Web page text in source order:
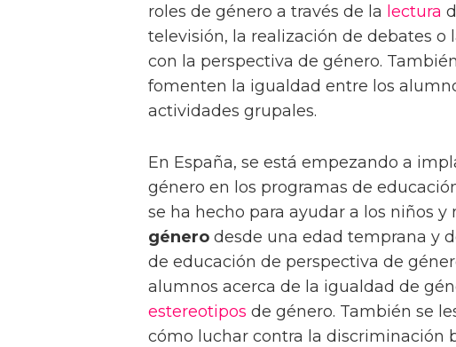
roles de género a través de la lectura
televisión, la realización de debates o
con la perspectiva de género.
fomenten la igualdad entre los
actividades grupales.
En España, se está empezando a
género en los programas de
se ha hecho para ayudar a los niños y
género desde una edad temprana y
de educación de perspectiva de
alumnos acerca de la igualdad de
estereotipos de género. También se
cómo luchar contra la discriminación